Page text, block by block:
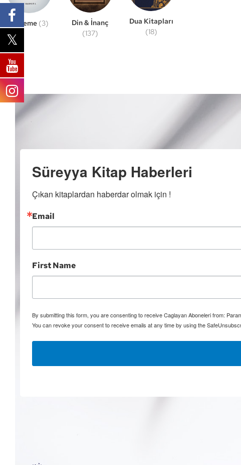
Deneme (3)
Din & İnanç
(137)
Dua Kitapları
(18)
Süreyya Kitap Haberleri
Çıkan kitaplardan haberdar olmak için !
Email
First Name
By submitting this form, you are consenting to receive Caglayan Aboneleri from:
You can revoke your consent to receive emails at any time by using the